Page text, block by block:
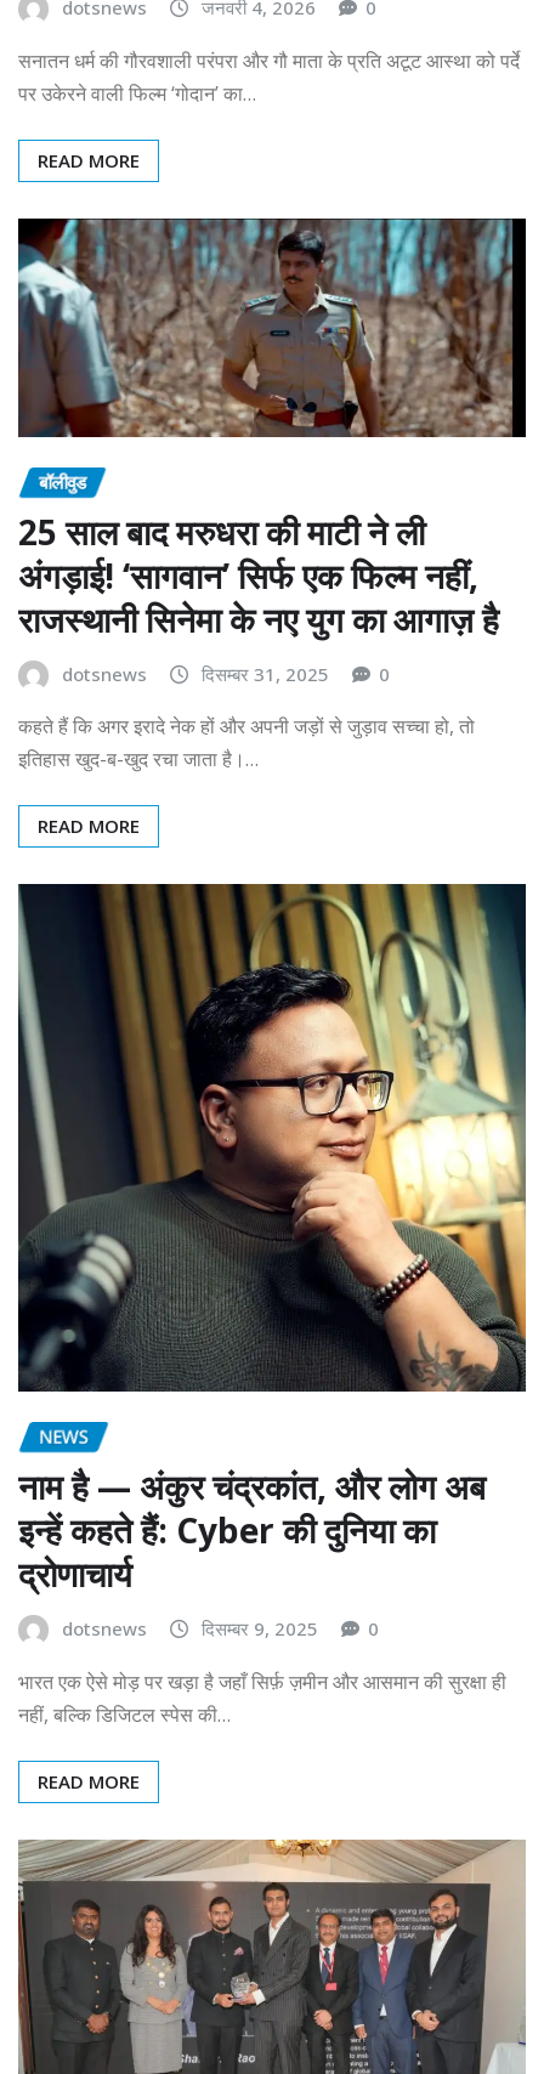
dotsnews जनवरी 4, 2026 0
सनातन धर्म की गौरवशाली परंपरा और गौ माता के प्रति अटूट आस्था को पर्दे
पर उकेरने वाली फिल्म ‘गोदान’ का…
READ MORE
बॉलीवुड
25 साल बाद मरुधरा की माटी ने ली
अंगड़ाई! ‘सागवान’ सिर्फ एक फिल्म नहीं,
राजस्थानी सिनेमा के नए युग का आगाज़ है
dotsnews दिसम्बर 31, 2025 0
कहते हैं कि अगर इरादे नेक हों और अपनी जड़ों से जुड़ाव सच्चा हो, तो
इतिहास खुद-ब-खुद रचा जाता है।…
READ MORE
NEWS
नाम है — अंकुर चंद्रकांत, और लोग अब
इन्हें कहते हैं: Cyber की दुनिया का
द्रोणाचार्य
dotsnews दिसम्बर 9, 2025 0
भारत एक ऐसे मोड़ पर खड़ा है जहाँ सिर्फ़ ज़मीन और आसमान की सुरक्षा ही
नहीं, बल्कि डिजिटल स्पेस की…
READ MORE